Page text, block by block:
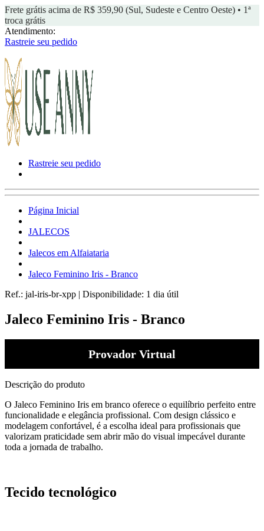
Frete grátis acima de R$ 359,90 (Sul, Sudeste e Centro Oeste) • 1ª
troca grátis
Atendimento:
Rastreie seu pedido
Rastreie seu pedido
Página Inicial
JALECOS
Jalecos em Alfaiataria
Jaleco Feminino Iris - Branco
Ref.: jal-iris-br-xpp | Disponibilidade: 1 dia útil
Jaleco Feminino Iris - Branco
Provador Virtual
Descrição do produto
O Jaleco Feminino Iris em branco oferece o equilíbrio perfeito entre
funcionalidade e elegância profissional. Com design clássico e
modelagem confortável, é a escolha ideal para profissionais que
valorizam praticidade sem abrir mão do visual impecável durante
toda a jornada de trabalho.
Tecido tecnológico